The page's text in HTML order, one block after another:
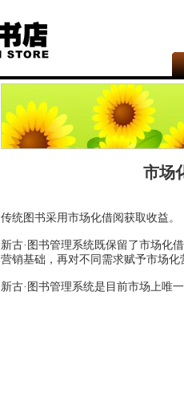
市场
传统图书采用市场化借阅获取收益。
新古·图书管理系统既保留了市场化
营销基础，再对不同需求赋予市场
新古·图书管理系统是目前市场上唯